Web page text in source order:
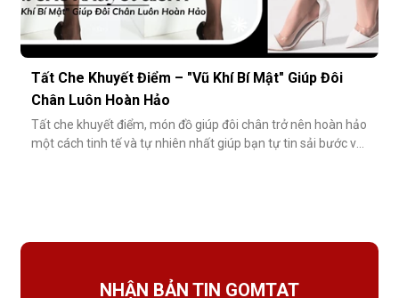
Tất Che Khuyết Điểm – "Vũ Khí Bí Mật" Giúp Đôi
Chân Luôn Hoàn Hảo
Tất che khuyết điểm, món đồ giúp đôi chân trở nên hoàn hảo
một cách tinh tế và tự nhiên nhất giúp bạn tự tin sải bước với
NHẬN BẢN TIN GOMTAT